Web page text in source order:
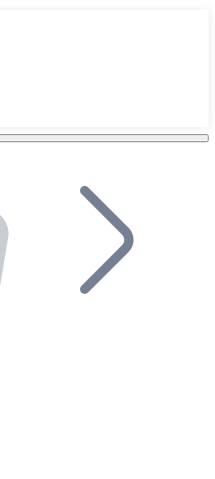
en tu plataforma.
en tu negocio y permite que
en tu ecosistema.
de distribuidores.
a nuestro ecosistema.